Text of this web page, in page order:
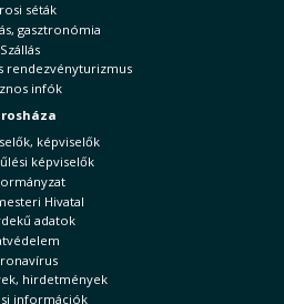
séták
gasztronómia
Szállás
rendezvényturizmus
infók
képviselők
képviselők
Hivatal
adatok
hirdetmények
információk